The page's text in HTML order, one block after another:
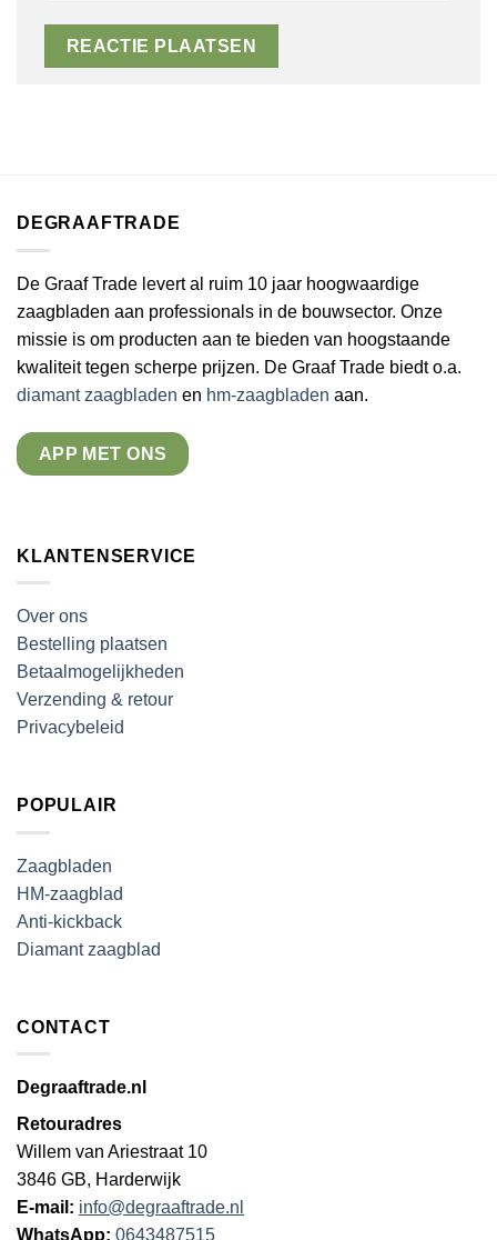
DEGRAAFTRADE
De Graaf Trade levert al ruim 10 jaar hoogwaardige
zaagbladen aan professionals in de bouwsector. Onze
missie is om producten aan te bieden van hoogstaande
kwaliteit tegen scherpe prijzen. De Graaf Trade biedt o.a.
diamant zaagbladen en hm-zaagbladen aan.
APP MET ONS
KLANTENSERVICE
Over ons
Bestelling plaatsen
Betaalmogelijkheden
Verzending & retour
Privacybeleid
POPULAIR
Zaagbladen
HM-zaagblad
Anti-kickback
Diamant zaagblad
CONTACT
Degraaftrade.nl
Retouradres
Willem van Ariestraat 10
3846 GB, Harderwijk
E-mail: info@degraaftrade.nl
WhatsApp: 0643487515